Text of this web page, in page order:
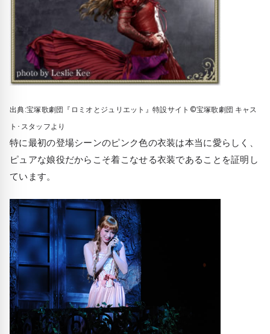
出典:宝塚歌劇団『ロミオとジュリエット』特設サイト©宝塚歌劇団 キャス
ト･スタッフより
特に最初の登場シーンのピンク色の衣装は本当に愛らしく、
ピュアな娘役だからこそ着こなせる衣装であることを証明し
ています。